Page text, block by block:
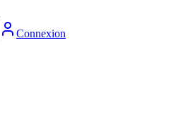
Connexion